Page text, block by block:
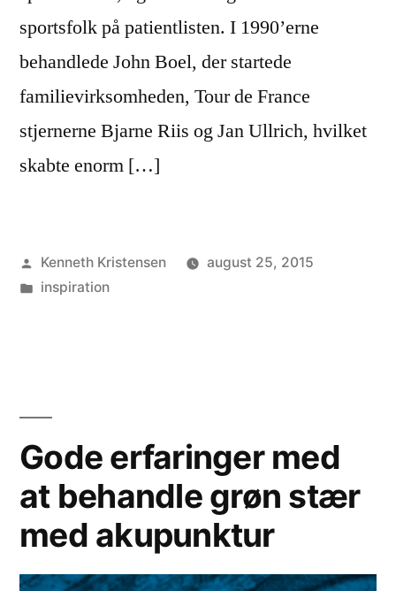
sportsfolk på patientlisten. I 1990’erne
behandlede John Boel, der startede
familievirksomheden, Tour de France
stjernerne Bjarne Riis og Jan Ullrich, hvilket
skabte enorm […]
Posted
by
Kenneth Kristensen
august 25, 2015
Posted
inspiration
Gode erfaringer med
at behandle grøn stær
med akupunktur